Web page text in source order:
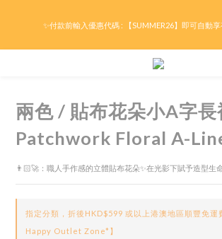
✨付款前輸入優惠代碼 : 【SUMMER26】即可自動
限時折後滿HK$299京東免運 / 折後滿HK$599港澳順豐免運
兩色 / 貼布花朵小A字長
Patchwork Floral A-
👨🏻‍🚀：職人手作感的立體貼布花朵✨在光影下賦予造型生
指定分類，折後HKD$599 或以上港澳地區順豐免
Happy Outlet Zone*】